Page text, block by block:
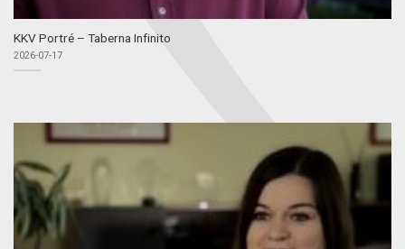
KKV Portré – Taberna Infinito
2026-07-17